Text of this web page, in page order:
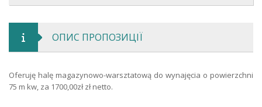
Стан приміщення
Мінімальний модуль
Ширина
ОПИС ПРОПОЗИЦІЇ
Oferuję halę magazynowo-warsztatową do wynajęcia o powierzchni
75 m kw, za 1700,00zł zł netto.